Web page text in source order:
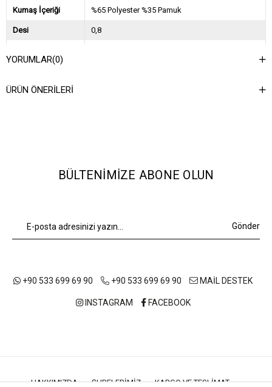
Kumaş İçeriği %65 Polyester %35 Pamuk
Desi 0,8
Asorti Bilgisi
YORUMLAR(0)
ÜRÜN ÖNERILERI
BÜLTENIMIZE ABONE OLUN
Gönder
+90 533 699 69 90 +90 533 699 69 90 MAİL DESTEK
INSTAGRAM FACEBOOK
HAKKIMIZDA ŞUBELERIMIZ
KARGO VE TESLIMAT